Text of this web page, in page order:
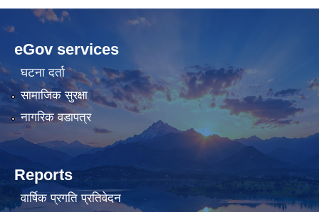
betwild
cratosroyalbet
bahis
siteleri
hdasianporns.net
lunadark.org
bahis
siteleri
eGov services
घटना दर्ता
सामाजिक सुरक्षा
नागरिक वडापत्र
Reports
वार्षिक प्रगति प्रतिवेदन